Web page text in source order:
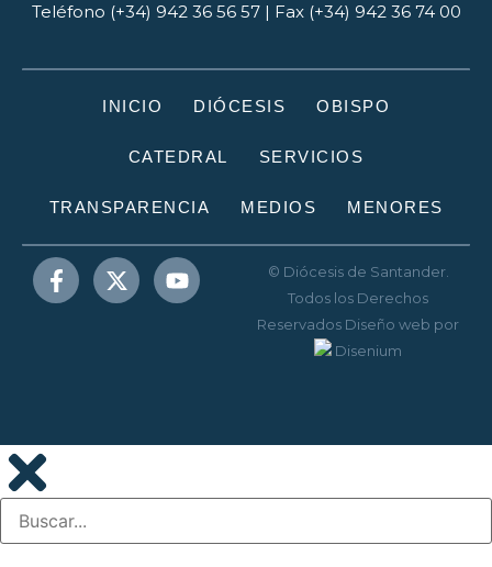
Teléfono (+34) 942 36 56 57 | Fax (+34) 942 36 74 00
INICIO DIÓCESIS OBISPO
CATEDRAL SERVICIOS
TRANSPARENCIA MEDIOS MENORES
© Diócesis de Santander.
Todos los Derechos
Reservados Diseño web por
Disenium